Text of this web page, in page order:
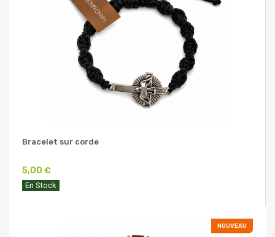
Bracelet sur corde
5,00 €
En Stock
NOUVEAU